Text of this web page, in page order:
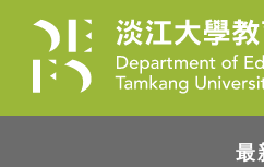
跳到主要內容
最